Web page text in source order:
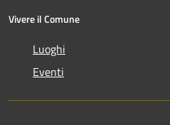
Vivere il Comune
Luoghi
Eventi